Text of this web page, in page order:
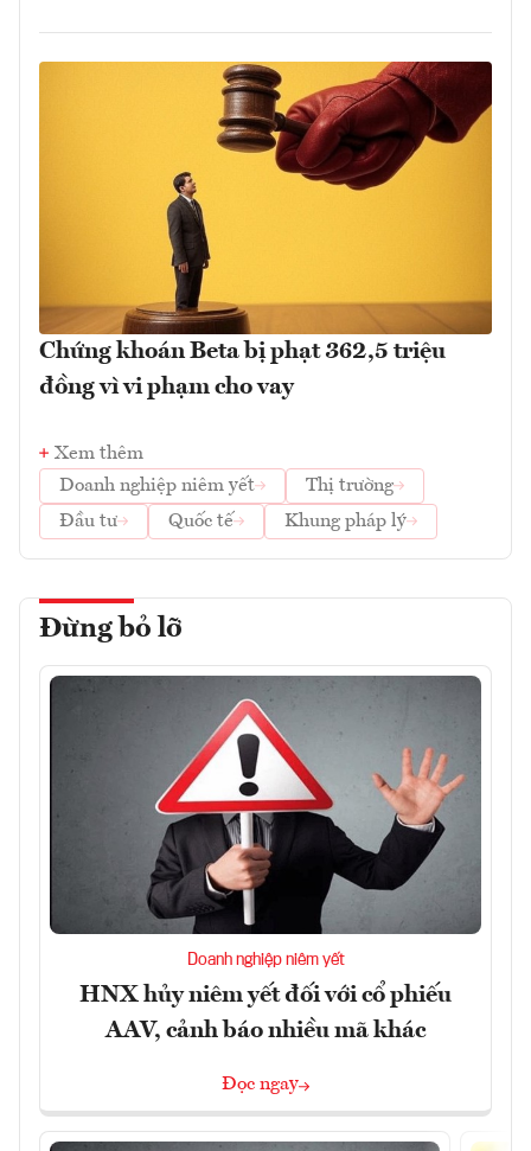
Chứng khoán Beta bị phạt 362,5 triệu
đồng vì vi phạm cho vay
Xem thêm
Doanh nghiệp niêm yết
Thị trường
Đầu tư
Quốc tế Khung pháp lý
Đừng bỏ lỡ
Doanh nghiệp niêm yết
HNX hủy niêm yết đối với cổ phiếu
AAV, cảnh báo nhiều mã khác
Đọc ngay